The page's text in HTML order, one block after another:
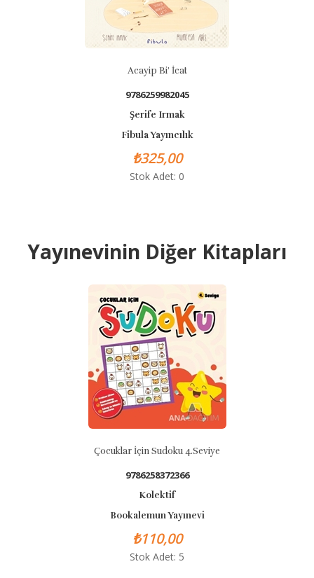
Acayip Bi’ İcat
9786259982045
Şerife Irmak
Fibula Yayıncılık
₺325,00
Stok Adet: 0
Yayınevinin Diğer Kitapları
Çocuklar İçin Sudoku 4.Seviye
9786258372366
Kolektif
Bookalemun Yayınevi
₺110,00
Stok Adet: 5